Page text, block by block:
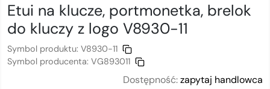
Etui na klucze, portmonetka, brelok
do kluczy z logo V8930-11
Symbol produktu: V8930-11
Symbol producenta: VG893011
Dostępność:zapytaj handlowca